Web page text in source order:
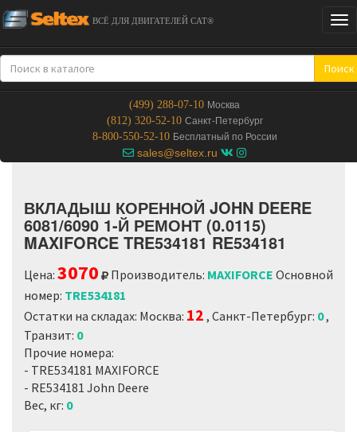
ВСЁ ДЛЯ ДВИГАТЕЛЕЙ CAT®
Поиск
(499) 288-07-10 Москва
(812) 320-52-10 Санкт-Петербург
8-800-550-52-10 Бесплатный по России
sales@seltex.ru
ВКЛАДЫШ КОРЕННОЙ JOHN DEERE
6081/6090 1-Й РЕМОНТ (0.0115)
MAXIFORCE TRE534181 RE534181
Цена: 3070 Производитель: MAXIFORCE Основной
номер: TRE534181
Остатки на складах: Москва: 12 , Санкт-Петербург: 0,
Транзит: 0
Прочие номера:
- TRE534181 MAXIFORCE
- RE534181 John Deere
Вес, кг: 0